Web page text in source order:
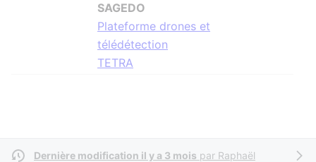
SAGEDO
Plateforme drones et
télédétection
TETRA
Dernière modification il y a 3 mois par Raphaël